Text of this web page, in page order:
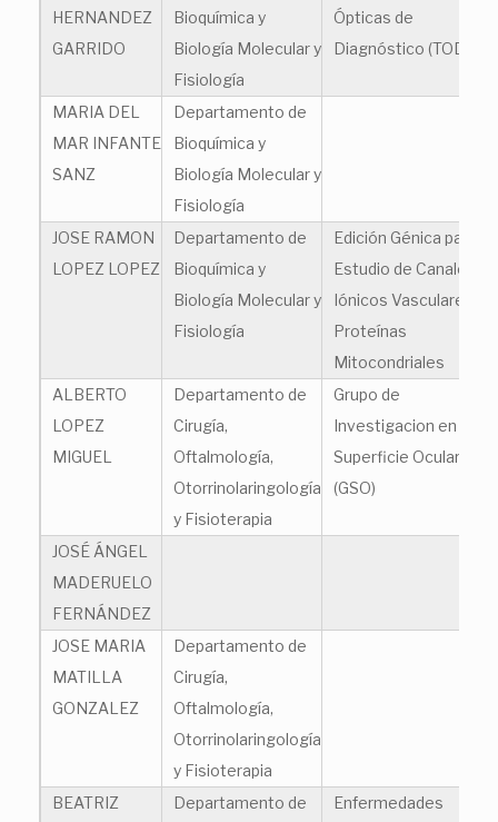
HERNANDEZ
GARRIDO
Bioquímica y
Biología Molecular y
Fisiología
Ópticas de
Diagnóstico (TOD)
MARIA DEL
MAR INFANTE
SANZ
Departamento de
Bioquímica y
Biología Molecular y
Fisiología
JOSE RAMON
LOPEZ LOPEZ
Departamento de
Bioquímica y
Biología Molecular y
Fisiología
Edición Génica para el
Estudio de Canales
Iónicos Vasculares y
Proteínas
Mitocondriales
ALBERTO
LOPEZ
MIGUEL
Departamento de
Cirugía,
Oftalmología,
Otorrinolaringología
y Fisioterapia
Grupo de
Investigacion en
Superficie Ocular
(GSO)
JOSÉ ÁNGEL
MADERUELO
FERNÁNDEZ
JOSE MARIA
MATILLA
GONZALEZ
Departamento de
Cirugía,
Oftalmología,
Otorrinolaringología
y Fisioterapia
BEATRIZ
Departamento de
Enfermedades